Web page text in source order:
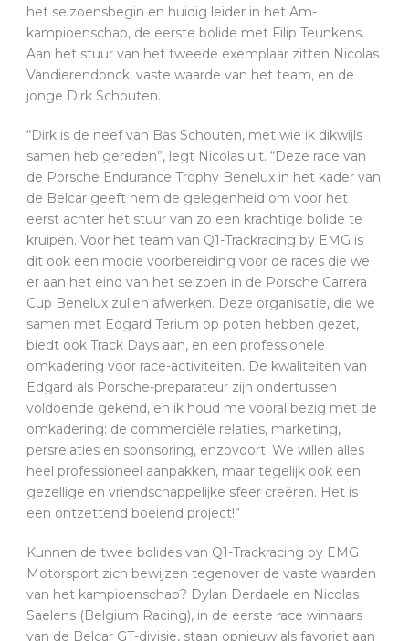
het seizoensbegin en huidig leider in het Am-
kampioenschap, de eerste bolide met Filip Teunkens.
Aan het stuur van het tweede exemplaar zitten Nicolas
Vandierendonck, vaste waarde van het team, en de
jonge Dirk Schouten.
“Dirk is de neef van Bas Schouten, met wie ik dikwijls
samen heb gereden”, legt Nicolas uit. “Deze race van
de Porsche Endurance Trophy Benelux in het kader van
de Belcar geeft hem de gelegenheid om voor het
eerst achter het stuur van zo een krachtige bolide te
kruipen. Voor het team van Q1-Trackracing by EMG is
dit ook een mooie voorbereiding voor de races die we
er aan het eind van het seizoen in de Porsche Carrera
Cup Benelux zullen afwerken. Deze organisatie, die we
samen met Edgard Terium op poten hebben gezet,
biedt ook Track Days aan, en een professionele
omkadering voor race-activiteiten. De kwaliteiten van
Edgard als Porsche-preparateur zijn ondertussen
voldoende gekend, en ik houd me vooral bezig met de
omkadering: de commerciële relaties, marketing,
persrelaties en sponsoring, enzovoort. We willen alles
heel professioneel aanpakken, maar tegelijk ook een
gezellige en vriendschappelijke sfeer creëren. Het is
een ontzettend boeiend project!”
Kunnen de twee bolides van Q1-Trackracing by EMG
Motorsport zich bewijzen tegenover de vaste waarden
van het kampioenschap? Dylan Derdaele en Nicolas
Saelens (Belgium Racing), in de eerste race winnaars
van de Belcar GT-divisie, staan opnieuw als favoriet aan